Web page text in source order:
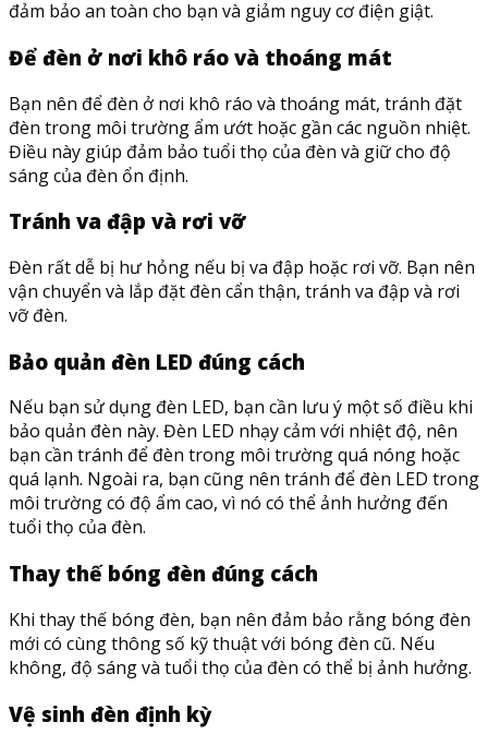
đảm bảo an toàn cho bạn và giảm nguy cơ điện giật.
Để đèn ở nơi khô ráo và thoáng mát
Bạn nên để đèn ở nơi khô ráo và thoáng mát, tránh đặt
đèn trong môi trường ẩm ướt hoặc gần các nguồn nhiệt.
Điều này giúp đảm bảo tuổi thọ của đèn và giữ cho độ
sáng của đèn ổn định.
Tránh va đập và rơi vỡ
Đèn rất dễ bị hư hỏng nếu bị va đập hoặc rơi vỡ. Bạn nên
vận chuyển và lắp đặt đèn cẩn thận, tránh va đập và rơi
vỡ đèn.
Bảo quản đèn LED đúng cách
Nếu bạn sử dụng đèn LED, bạn cần lưu ý một số điều khi
bảo quản đèn này. Đèn LED nhạy cảm với nhiệt độ, nên
bạn cần tránh để đèn trong môi trường quá nóng hoặc
quá lạnh. Ngoài ra, bạn cũng nên tránh để đèn LED trong
môi trường có độ ẩm cao, vì nó có thể ảnh hưởng đến
tuổi thọ của đèn.
Thay thế bóng đèn đúng cách
Khi thay thế bóng đèn, bạn nên đảm bảo rằng bóng đèn
mới có cùng thông số kỹ thuật với bóng đèn cũ. Nếu
không, độ sáng và tuổi thọ của đèn có thể bị ảnh hưởng.
Vệ sinh đèn định kỳ